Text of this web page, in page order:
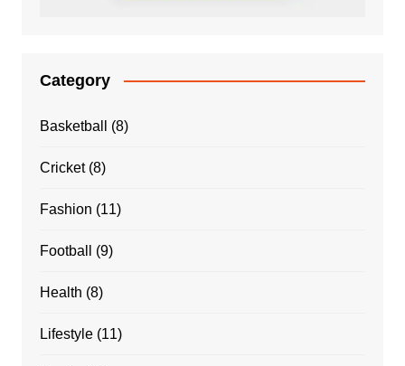
Category
Basketball (8)
Cricket(8)
Fashion (11)
Football (9)
Health (8)
Lifestyle(11)